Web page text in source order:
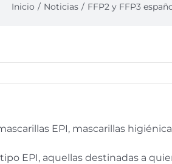
Inicio Noticias FFP2 y FFP3
EPI, mascarillas
EPI, aquellas destinadas a